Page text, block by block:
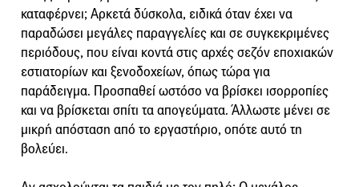
καταφέρνει; Αρκετά δύσκολα, ειδικά όταν έχει να
παραδώσει μεγάλες παραγγελίες και σε συγκεκριμένες
περιόδους, που είναι κοντά στις αρχές σεζόν εποχιακών
εστιατορίων και ξενοδοχείων, όπως τώρα για
παράδειγμα. Προσπαθεί ωστόσο να βρίσκει ισορροπίες
και να βρίσκεται σπίτι τα απογεύματα. Άλλωστε μένει σε
μικρή απόσταση από το εργαστήριο, οπότε αυτό τη
βολεύει.